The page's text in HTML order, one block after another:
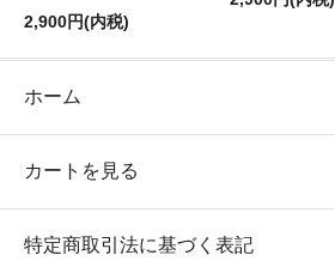
2,900円(内税)
ホーム
カートを見る
特定商取引法に基づく表記